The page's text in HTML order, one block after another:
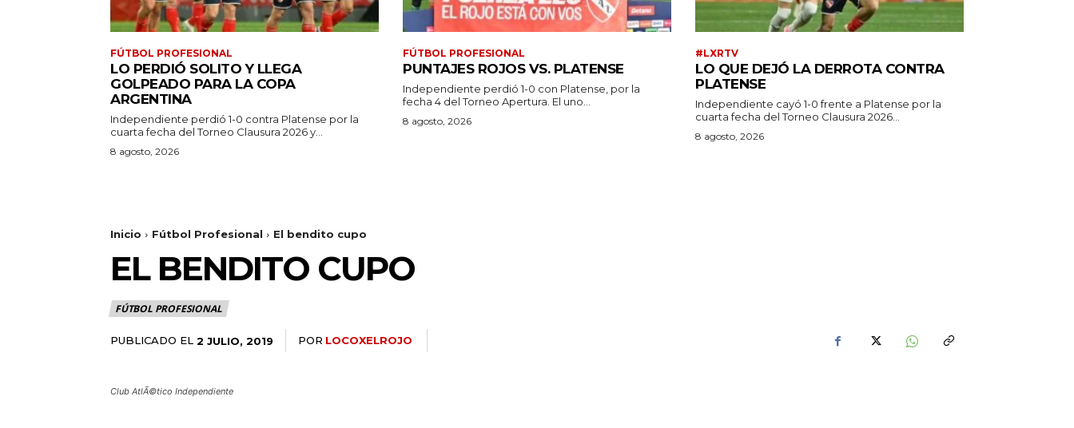
FÚTBOL PROFESIONAL
LO PERDIÓ SOLITO Y LLEGA
GOLPEADO PARA LA COPA
ARGENTINA
Independiente perdió 1-0 contra Platense por la
cuarta fecha del Torneo Clausura 2026 y...
8 agosto, 2026
FÚTBOL PROFESIONAL
PUNTAJES ROJOS VS. PLATENSE
Independiente perdió 1-0 con Platense, por la
fecha 4 del Torneo Apertura. El uno...
8 agosto, 2026
#LXRTV
LO QUE DEJÓ LA DERROTA CONTRA
PLATENSE
Independiente cayó 1-0 frente a Platense por la
cuarta fecha del Torneo Clausura 2026...
8 agosto, 2026